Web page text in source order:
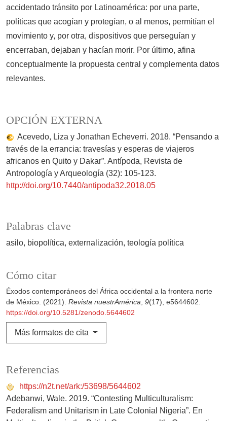
Palabras clave
asilo biopolítica externalización teología política
OPCIÓN EXTERNA
Acevedo, Liza y Jonathan Echeverri. 2018. “Pensando a
través de la errancia: travesías y esperas de viajeros
africanos en Quito y Dakar”. Antípoda, Revista de
Antropología y Arqueología (32): 105-123.
http://doi.org/10.7440/antipoda32.2018.05
Cómo citar
Éxodos contemporáneos del África occidental a la frontera norte
de México. (2021). Revista nuestrAmérica, 9(17), e5644602.
https://doi.org/10.5281/zenodo.5644602
Más formatos de cita
accidentado tránsito por Latinoamérica: por una parte,
políticas que acogían y protegían, o al menos, permitían el
movimiento y, por otra, dispositivos que perseguían y
encerraban, dejaban y hacían morir. Por último, afina
conceptualmente la propuesta central y complementa datos
relevantes.
Referencias
https://n2t.net/ark:/53698/5644602
Adebanwi, Wale. 2019. “Contesting Multiculturalism:
Federalism and Unitarism in Late Colonial Nigeria”. En